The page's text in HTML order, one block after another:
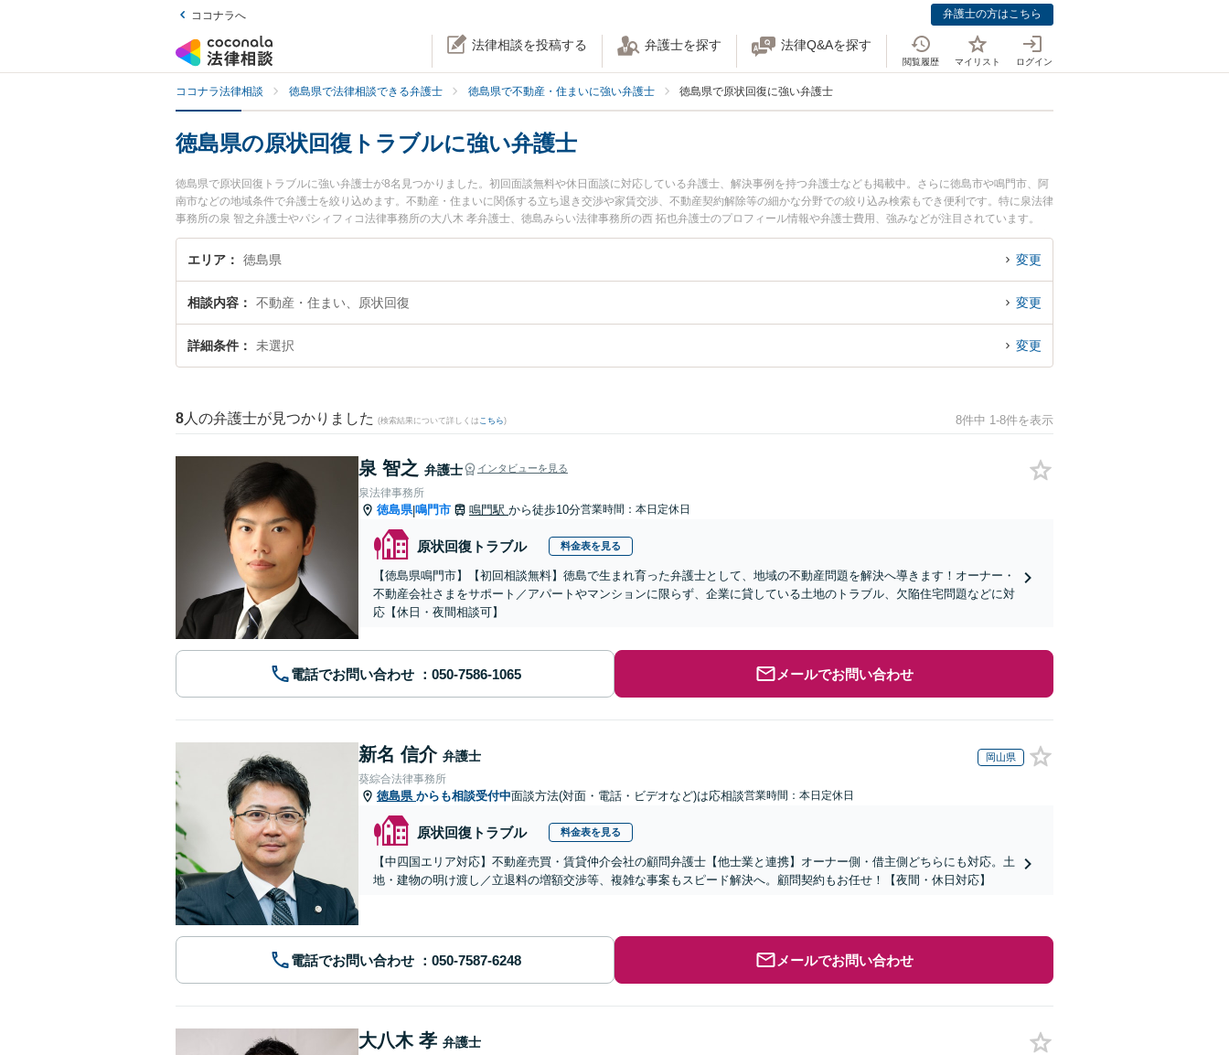
ココナラへ 弁護士の方はこちら
法律相談を投稿する 弁護士を探す 法律Q&Aを探す
閲覧履歴 マイリスト ログイン
ココナラ法律相談 徳島県で法律相談できる弁護士 徳島県で不動産・住まいに強い弁護士 徳島県で原状回復に強い弁護士
徳島県の原状回復トラブルに強い弁護士
徳島県で原状回復トラブルに強い弁護士が8名見つかりました。初回面談無料や休日面談に対応している弁護士、解決事例を持つ弁護士なども掲載中。さらに徳島市や鳴門市、阿
南市などの地域条件で弁護士を絞り込めます。不動産・住まいに関係する立ち退き交渉や家賃交渉、不動産契約解除等の細かな分野での絞り込み検索もでき便利です。特に泉法律
事務所の泉 智之弁護士やパシィフィコ法律事務所の大八木 孝弁護士、徳島みらい法律事務所の西 拓也弁護士のプロフィール情報や弁護士費用、強みなどが注目されています。
『徳島県で土日や夜間に発生した原状回復トラブルのトラブルを今すぐに弁護士に相談したい』『原状回復トラブルのトラブル解決の実績豊富な近くの弁護士を検索したい』『初
回相談無料で原状回復トラブルを法律相談できる徳島県内の弁護士に相談予約したい』などでお困りの相談者さんにおすすめです。
エリア 徳島県 変更
相談内容 不動産・住まい、原状回復 変更
詳細条件 未選択 変更
8 人の弁護士が見つかりました (検索結果について詳しくは こちら) 8件中 1-8件を表示
泉 智之 弁護士 インタビューを見る
泉法律事務所
徳島県|鳴門市 鳴門駅 から徒歩10分営業時間：本日定休日
原状回復トラブル 料金表を見る
【徳島県鳴門市】【初回相談無料】徳島で生まれ育った弁護士として、地域の不動産問題を解決へ導きます！オーナー・
不動産会社さまをサポート／アパートやマンションに限らず、企業に貸している土地のトラブル、欠陥住宅問題などに対
応【休日・夜間相談可】
電話でお問い合わせ メールでお問い合わせ
新名 信介 弁護士 岡山県
葵綜合法律事務所
徳島県 からも相談受付中面談方法(対面・電話・ビデオなど)は応相談営業時間：本日定休日
原状回復トラブル 料金表を見る
【中四国エリア対応】不動産売買・賃貸仲介会社の顧問弁護士【他士業と連携】オーナー側・借主側どちらにも対応。土
地・建物の明け渡し／立退料の増額交渉等、複雑な事案もスピード解決へ。顧問契約もお任せ！【夜間・休日対応】
電話でお問い合わせ メールでお問い合わせ
大八木 孝 弁護士